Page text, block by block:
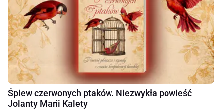
Śpiew czerwonych ptaków. Niezwykła powieść
Jolanty Marii Kalety